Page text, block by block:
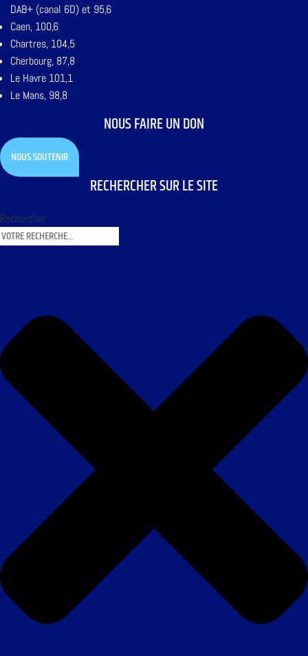
DAB+ (canal 6D) et 95,6
Caen, 100,6
Chartres, 104,5
Cherbourg, 87,8
Le Havre 101,1
Le Mans, 98,8
NOUS FAIRE UN DON
NOUS SOUTENIR
RECHERCHER SUR LE SITE
Rechercher